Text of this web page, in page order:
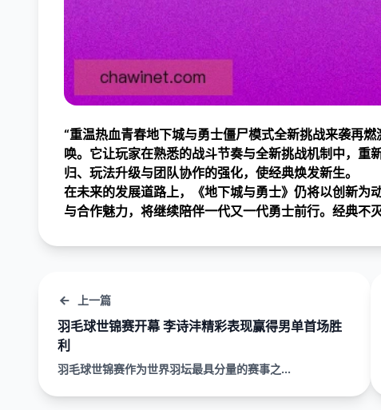
“重温热血青春地下城与勇士僵尸模式全新挑战来袭再
唤。它让玩家在熟悉的战斗节奏与全新挑战机制中，重
归、玩法升级与团队协作的强化，使经典焕发新生。
在未来的发展道路上，《地下城与勇士》仍将以创新为
与合作魅力，将继续陪伴一代又一代勇士前行。经典不
上一篇
羽毛球世锦赛开幕 李诗沣精彩表现赢得男单首场胜
利
羽毛球世锦赛作为世界羽坛最具分量的赛事之...